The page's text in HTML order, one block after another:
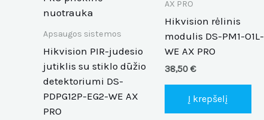
Apsaugos sistemos
Hikvision PIR-judesio
jutiklis su stiklo dūžio
detektoriumi DS-
PDPG12P-EG2-WE AX
PRO
AX PRO
Hikvision rėlinis
modulis DS-PM1-O1L-
WE AX PRO
38,50€
Į krepšelį